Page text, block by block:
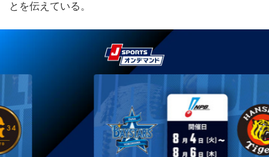
とを伝えている。